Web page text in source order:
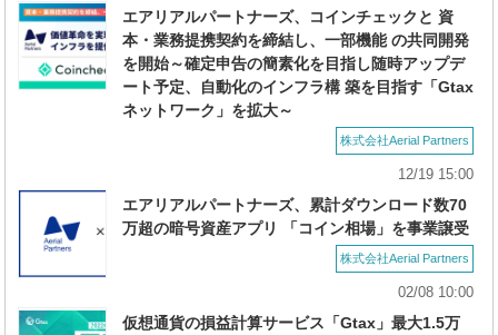
エアリアルパートナーズ、コインチェックと 資
本・業務提携契約を締結し、一部機能 の共同開発
を開始～確定申告の簡素化を目指し随時アップデ
ート予定、自動化のインフラ構 築を目指す「Gtax
ネットワーク」を拡大～
株式会社Aerial Partners
12/19 15:00
エアリアルパートナーズ、累計ダウンロード数70
万超の暗号資産アプリ 「コイン相場」を事業譲受
株式会社Aerial Partners
02/08 10:00
仮想通貨の損益計算サービス「Gtax」最大1.5万